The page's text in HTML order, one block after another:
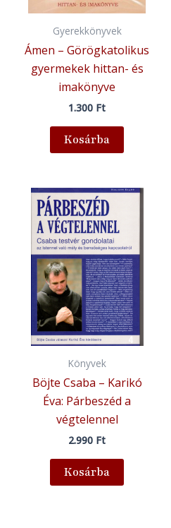
Gyerekkönyvek
Ámen – Görögkatolikus
gyermekek hittan- és
imakönyve
1.300 Ft
Kosárba
Könyvek
Böjte Csaba – Karikó
Éva: Párbeszéd a
végtelennel
2.990 Ft
Kosárba